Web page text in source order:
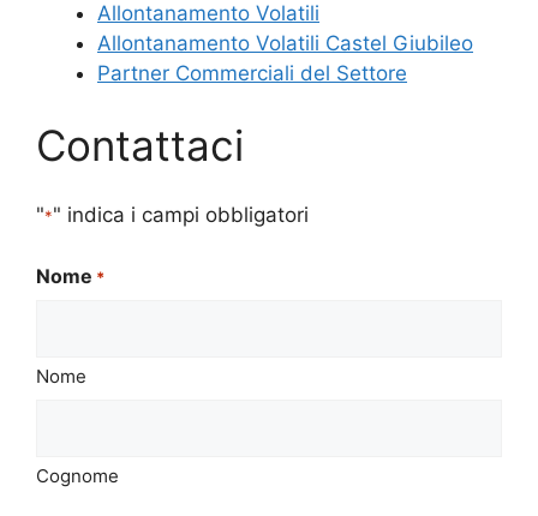
Allontanamento Volatili
Allontanamento Volatili Castel Giubileo
Partner Commerciali del Settore
Contattaci
"*" indica i campi obbligatori
Nome *
Nome
Cognome